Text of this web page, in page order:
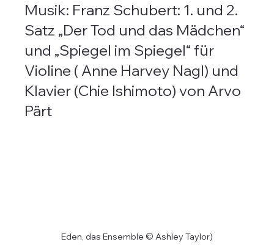
Musik: Franz Schubert: 1. und 2.
Satz „Der Tod und das Mädchen“
und „Spiegel im Spiegel“ für
Violine ( Anne Harvey Nagl) und
Klavier (Chie Ishimoto) von Arvo
Pärt
Eden, das Ensemble © Ashley Taylor)